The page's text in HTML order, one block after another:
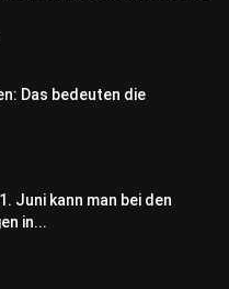
Das bedeuten die
Juni kann man bei den
in...